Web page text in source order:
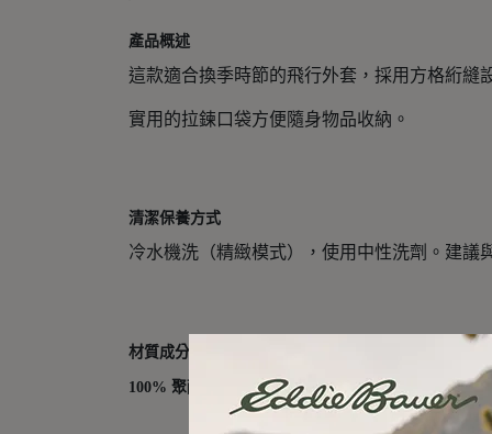
產品概述
這款適合換季時節的飛行外套，採用方格絎縫
實用的拉鍊口袋方便隨身物品收納。
清潔保養方式
冷水機洗（精緻模式），使用中性洗劑。建
材質成分
100% 聚酯纖維